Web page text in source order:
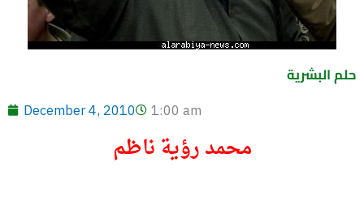
حلم البشرية
December 4, 2010 1:00 am
محمد رؤية ناظم